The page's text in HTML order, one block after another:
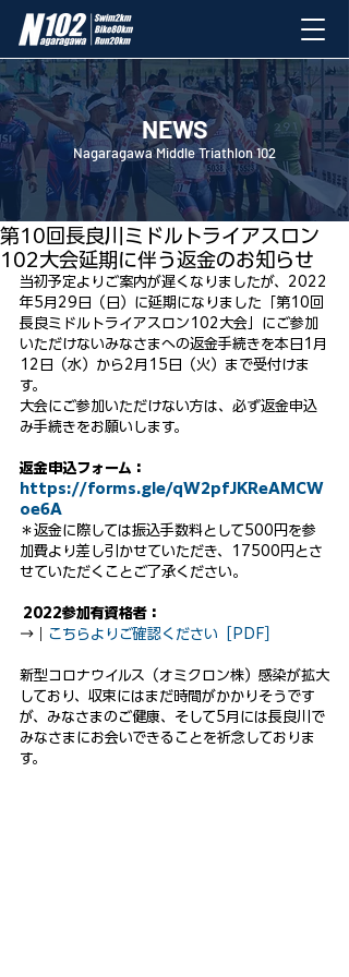
第10回長良川ミドルトライアスロン
102大会延期に伴う返金のお知らせ
2022年1月12日
﻿当初予定よりご案内が遅くなりましたが、2022
年5月29日（日）に延期になりました「第10回
長良ミドルトライアスロン102大会」にご参加
いただけないみなさまへの返金手続きを本日1月
12日（水）から2月15日（火）まで受付けま
す。
大会にご参加いただけない方は、必ず返金申込
み手続きをお願いします。
返金申込フォーム：
https://forms.gle/qW2pfJKReAMCW
oe6A
＊返金に際しては振込手数料として500円を参
加費より差し引かせていただき、17500円とさ
せていただくことご了承ください。
2022参加有資格者：
→｜ こちらよりご確認ください［PDF］
新型コロナウイルス（オミクロン株）感染が拡大
しており、収束にはまだ時間がかかりそうです
が、みなさまのご健康、そして5月には長良川で
みなさまにお会いできることを祈念しておりま
す。
NEWS
Nagaragawa Middle Triathlon 102